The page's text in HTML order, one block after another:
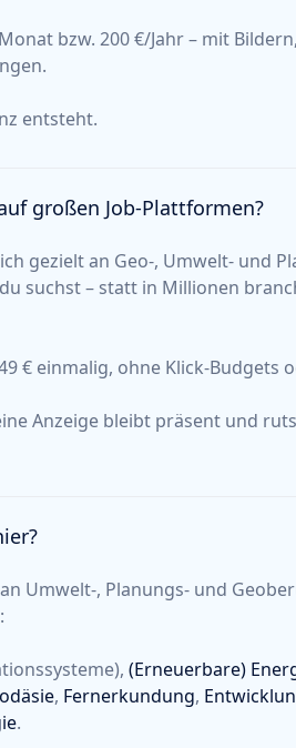
bzw. 200 €/Jahr – mit
entsteht.
großen Job-Plattformen?
gezielt an Geo-, Umwelt- und
suchst – statt in Millionen
€ einmalig, ohne Klick-Budgets
Anzeige bleibt präsent und
Umwelt-, Planungs- und
(Erneuerbare)
, Fernerkundung,
.